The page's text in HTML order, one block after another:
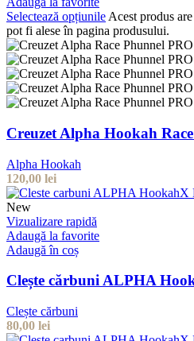
Selectează opțiunile Acest produs
pot fi alese în pagina produsului.
Creuzet Alpha Hookah
Alpha Hookah
120,00 lei
New
Vizualizare rapidă
Adaugă la favorite
Adaugă în coș
Clește cărbuni ALPHA
Clește cărbuni
80,00 lei